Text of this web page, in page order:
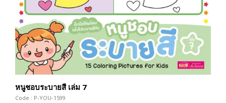
หนูชอบระบายสี เล่ม 7
Code : P-YOU-1599